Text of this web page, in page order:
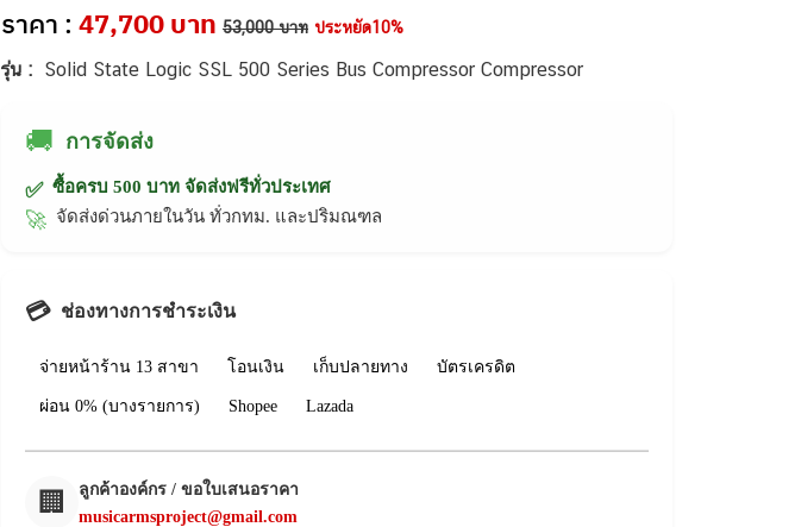
ราคา : 47,700 บาท 53,000 บาท ประหยัด10%
รุ่น : Solid State Logic SSL 500 Series Bus Compressor Compressor
🚚 การจัดส่ง
✅ ซื้อครบ 500 บาท จัดส่งฟรีทั่วประเทศ
🚀 จัดส่งด่วนภายในวัน ทั่วกทม. และปริมณฑล
💳 ช่องทางการชำระเงิน
จ่ายหน้าร้าน 13 สาขา โอนเงิน เก็บปลายทาง บัตรเครดิต
ผ่อน 0% (บางรายการ) Shopee Lazada
🏢
ลูกค้าองค์กร / ขอใบเสนอราคา
musicarmsproject@gmail.com